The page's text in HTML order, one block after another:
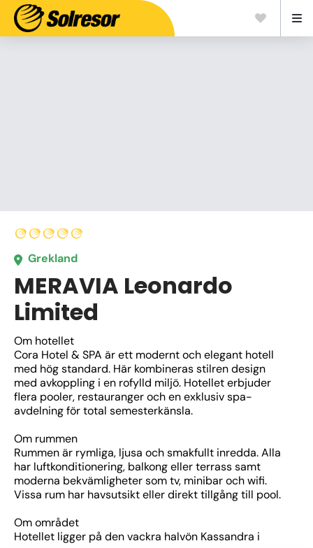
Grekland
MERAVIA Leonardo
Limited
Om hotellet
Cora Hotel & SPA är ett modernt och elegant hotell
med hög standard. Här kombineras stilren design
med avkoppling i en rofylld miljö. Hotellet erbjuder
flera pooler, restauranger och en exklusiv spa-
avdelning för total semesterkänsla.
Om rummen
Rummen är rymliga, ljusa och smakfullt inredda. Alla
har luftkonditionering, balkong eller terrass samt
moderna bekvämligheter som tv, minibar och wifi.
Vissa rum har havsutsikt eller direkt tillgång till pool.
Om området
Hotellet ligger på den vackra halvön Kassandra i